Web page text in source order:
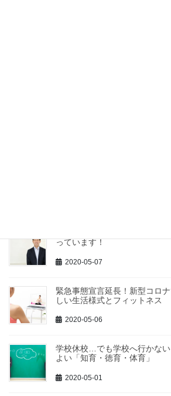
っています！
2020-05-07
緊急事態宣言延長！新型コロ
しい生活様式とフィットネス
2020-05-06
学校休校…でも学校へ行かな
よい「知育・徳育・体育」
2020-05-01